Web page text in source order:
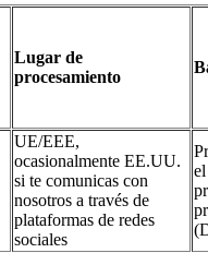
Lugar de
procesamiento
UE/EEE,
ocasionalmente EE.UU.
si te comunicas con
nosotros a través de
plataformas de redes
sociales